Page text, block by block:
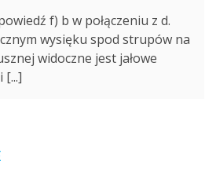
f) b w połączeniu z d.
wysięku spod strupów na
widoczne jest jałowe
[...]